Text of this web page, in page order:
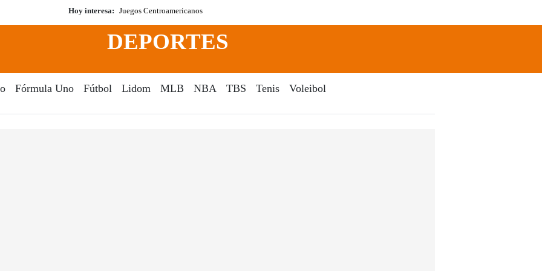
Hoy interesa: Juegos Centroamericanos
Search
DEPORTES
Fórmula Uno Fútbol Lidom MLB NBA TBS Tenis Voleibol